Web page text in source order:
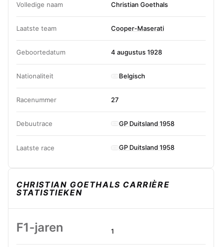
Volledige naam Christian Goethals
Laatste team Cooper-Maserati
Geboortedatum 4 augustus 1928
Nationaliteit Belgisch
Racenummer 27
Debuutrace GP Duitsland 1958
Laatste race GP Duitsland 1958
CHRISTIAN GOETHALS CARRIÈRE
STATISTIEKEN
F1-jaren 1